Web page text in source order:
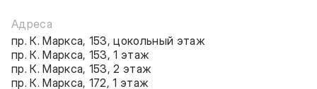
Адреса
пр. К. Маркса, 153, цокольный этаж
пр. К. Маркса, 153, 1 этаж
пр. К. Маркса, 153, 2 этаж
пр. К. Маркса, 172, 1 этаж